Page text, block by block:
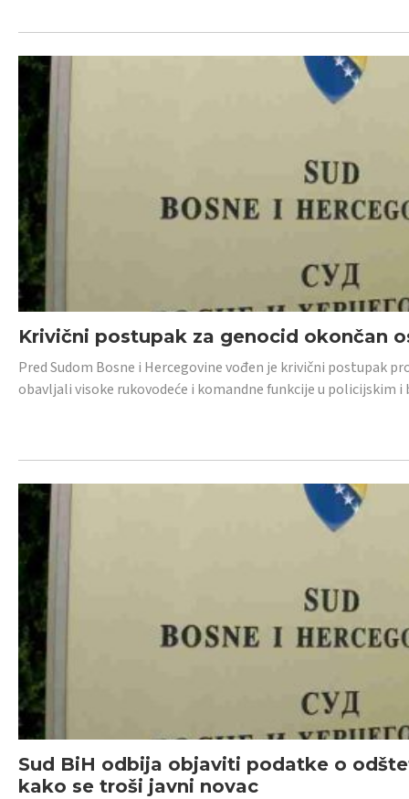
Krivični postupak za genocid okončan
Pred Sudom Bosne i Hercegovine vođen je krivični postupak
obavljali visoke rukovodeće i komandne funkcije u policijskim
Sud BiH odbija objaviti podatke o
kako se troši javni novac